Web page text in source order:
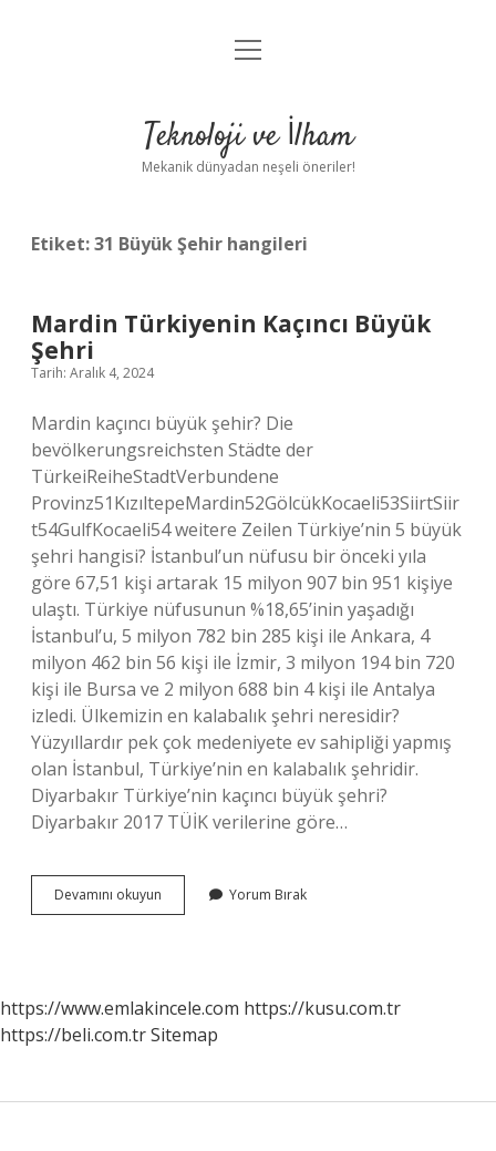
Anasayfa
Yasal Uyarı
menüyü
Teknoloji ve İlham
Mekanik dünyadan neşeli öneriler!
Etiket:31 Büyük Şehir hangileri
Mardin Türkiyenin Kaçıncı Büyük
Şehri
Tarih: Aralık 4, 2024
Mardin kaçıncı büyük şehir? Die
bevölkerungsreichsten Städte der
TürkeiReiheStadtVerbundene
Provinz51KızıltepeMardin52GölcükKocaeli53SiirtSiir
t54GulfKocaeli54 weitere Zeilen Türkiye’nin 5 büyük
şehri hangisi? İstanbul’un nüfusu bir önceki yıla
göre 67,51 kişi artarak 15 milyon 907 bin 951 kişiye
ulaştı. Türkiye nüfusunun %18,65’inin yaşadığı
İstanbul’u, 5 milyon 782 bin 285 kişi ile Ankara, 4
milyon 462 bin 56 kişi ile İzmir, 3 milyon 194 bin 720
kişi ile Bursa ve 2 milyon 688 bin 4 kişi ile Antalya
izledi. Ülkemizin en kalabalık şehri neresidir?
Yüzyıllardır pek çok medeniyete ev sahipliği yapmış
olan İstanbul, Türkiye’nin en kalabalık şehridir.
Diyarbakır Türkiye’nin kaçıncı büyük şehri?
Diyarbakır 2017 TÜİK verilerine göre…
Devamını okuyun
Türkiyenin
Yorum Bırak
https://www.emlakincele.com https://kusu.com.tr
https://beli.com.trSitemap